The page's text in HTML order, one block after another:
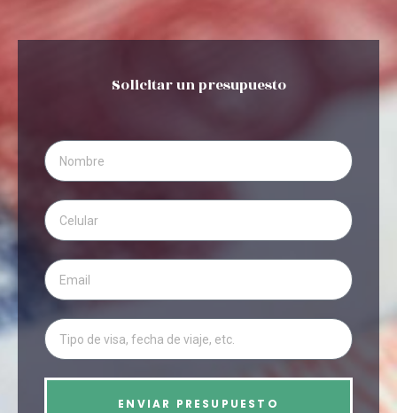
Solicitar un presupuesto
Name
Phone
Email
ENVIAR PRESUPUESTO